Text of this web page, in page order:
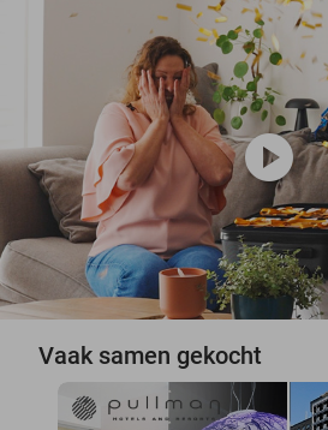
play_circle
Vaak samen gekocht